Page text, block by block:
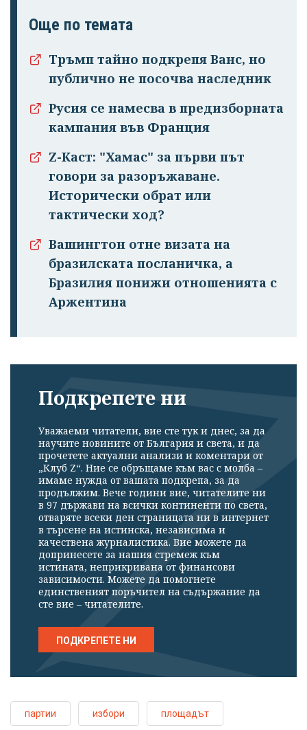
излязохте от
профила си!
Още по темата
Тръмп тайно подкрепя Ванс, но
публично не посочва наследник
Русия се намесва в предизборната
кампания във Франция
Z-Каст: "Хамас" за първи път
говори за разоръжаване.
Исторически обрат или
тактически ход?
Вашингтон отне визата на
бразилската посланичка, а
Бразилия понижи отношенията с
Аржентина
Подкрепете ни
Уважаеми читатели, вие сте тук и днес, за да
научите новините от България и света, и да
прочетете актуални анализи и коментари от
„Клуб Z“. Ние се обръщаме към вас с молба –
имаме нужда от вашата подкрепа, за да
продължим. Вече години вие, читателите ни
в 97 държави на всички континенти по света,
отваряте всеки ден страницата ни в интернет
в търсене на истинска, независима и
качествена журналистика. Вие можете да
допринесете за нашия стремеж към
истината, неприкривана от финансови
зависимости. Можете да помогнете
единственият поръчител на съдържание да
сте вие – читателите.
ПОДКРЕПЕТЕ НИ
партии избори площадът